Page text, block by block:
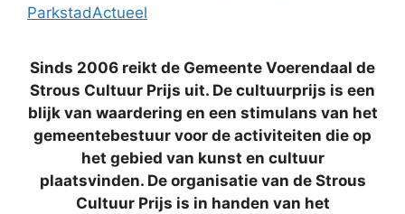
ParkstadActueel
Sinds 2006 reikt de Gemeente Voerendaal de
Strous Cultuur Prijs uit. De cultuurprijs is een
blijk van waardering en een stimulans van het
gemeentebestuur voor de activiteiten die op
het gebied van kunst en cultuur
plaatsvinden. De organisatie van de Strous
Cultuur Prijs is in handen van het